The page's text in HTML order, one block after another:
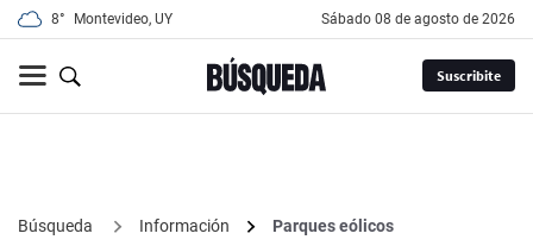
8° Montevideo, UY sábado 08 de agosto de 2026
Suscribite
Búsqueda Información
Parques eólicos